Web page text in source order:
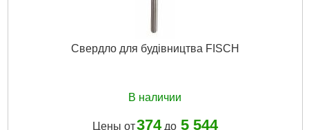
Свердло для будівництва FISCH
В наличии
Цены от374до 5 544